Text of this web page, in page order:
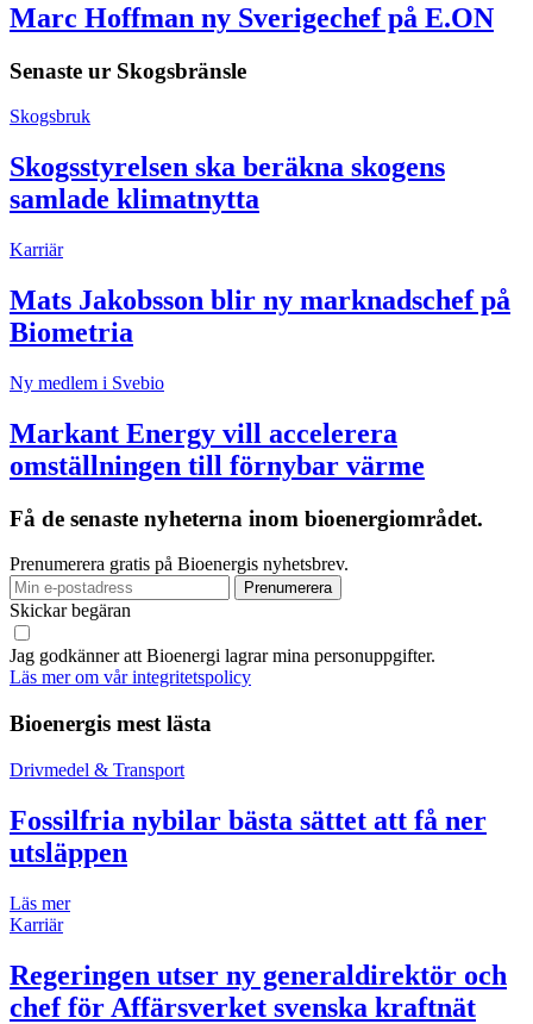
Marc Hoffman ny Sverigechef på E.ON
Senaste ur Skogsbränsle
Skogsbruk
Skogsstyrelsen ska beräkna skogens
samlade klimatnytta
Karriär
Mats Jakobsson blir ny marknadschef på
Biometria
Ny medlem i Svebio
Markant Energy vill accelerera
omställningen till förnybar värme
Få de senaste nyheterna inom bioenergiområdet.
Prenumerera gratis på Bioenergis nyhetsbrev.
Skickar begäran
Jag godkänner att Bioenergi lagrar mina personuppgifter.
Läs mer om vår integritetspolicy
Bioenergis mest lästa
Drivmedel & Transport
Fossilfria nybilar bästa sättet att få ner
utsläppen
Läs mer
Karriär
Regeringen utser ny generaldirektör och
chef för Affärsverket svenska kraftnät